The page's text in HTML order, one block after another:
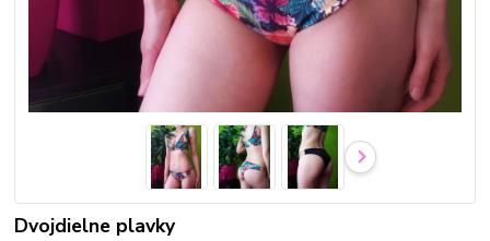
Dvojdielne plavky